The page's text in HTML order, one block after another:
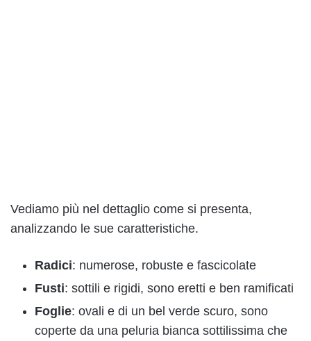
Vediamo più nel dettaglio come si presenta,
analizzando le sue caratteristiche.
Radici: numerose, robuste e fascicolate
Fusti: sottili e rigidi, sono eretti e ben ramificati
Foglie: ovali e di un bel verde scuro, sono
coperte da una peluria bianca sottilissima che